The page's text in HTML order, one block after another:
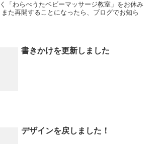
「わらべうたベビーマッサージ教室」をお休み
書きかけを更新しました
デザインを戻しました！